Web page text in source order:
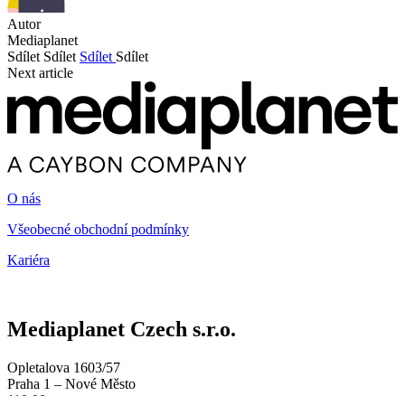
Autor
Mediaplanet
Sdílet Sdílet Sdílet Sdílet
Next article
O nás
Všeobecné obchodní podmínky
Kariéra
Mediaplanet Czech s.r.o.
Opletalova 1603/57
Praha 1 – Nové Město